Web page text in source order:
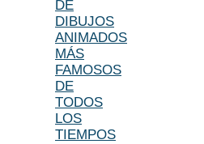
DE
DIBUJOS
ANIMADOS
MÁS
FAMOSOS
DE
TODOS
LOS
TIEMPOS